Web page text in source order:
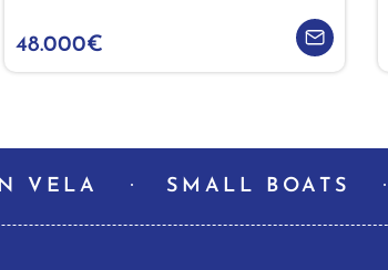
48.000€
VELA SMALL BOATS